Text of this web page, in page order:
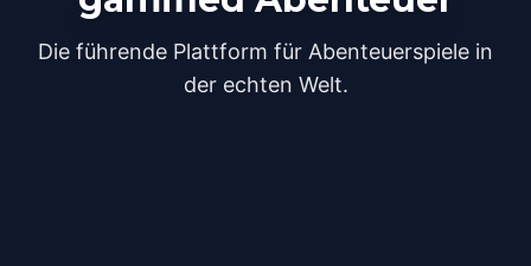
Die führende Plattform für Abenteuerspiele in
der echten Welt.